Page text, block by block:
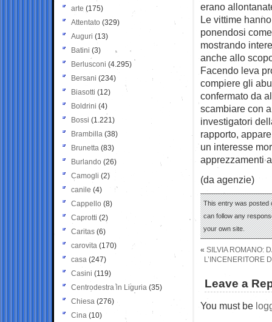
erano
Le vittime
ponendosi
mostrando
anche allo
Facendo leva
compiere gli
confermato da
scambiare con
investigatori
rapporto,
un interesse
apprezzamenti
(da agenzie)
This entry was posted
can follow any
your own site.
« SILVIA ROMANO:
L’INCENERITORE
Leave a
You must be
arte (175)
Attentato (329)
Auguri (13)
Batini (3)
Berlusconi (4.295)
Bersani (234)
Biasotti (12)
Boldrini (4)
Bossi (1.221)
Brambilla (38)
Brunetta (83)
Burlando (26)
Camogli (2)
canile (4)
Cappello (8)
Caprotti (2)
Caritas (6)
carovita (170)
casa (247)
Casini (119)
Centrodestra in Liguria (35)
Chiesa (276)
Cina (10)